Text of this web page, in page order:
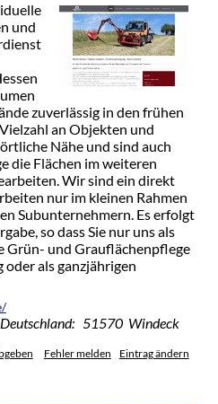
und
zuverlässig in den frühen
an Objekten und
Nähe und sind auch
die Flächen im weiteren
Wir sind ein direkt
nur im kleinen Rahmen
Subunternehmern. Es erfolgt
so dass Sie nur uns als
Grün- und Grauflächenpflege
als ganzjährigen
Deutschland: 51570 Windeck
Fehler melden Eintrag ändern